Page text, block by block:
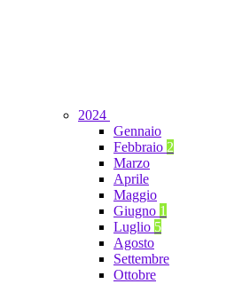
2024
Gennaio
Febbraio 2
Marzo
Aprile
Maggio
Giugno 1
Luglio 5
Agosto
Settembre
Ottobre